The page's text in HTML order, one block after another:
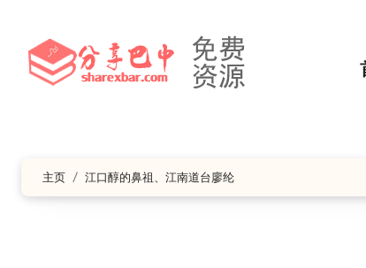
主页 江口醇的鼻祖、江南道台廖纶